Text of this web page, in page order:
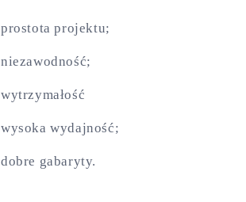
prostota projektu;
niezawodność;
wytrzymałość
wysoka wydajność;
dobre gabaryty.